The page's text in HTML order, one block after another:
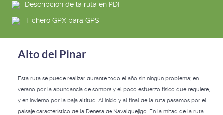
Descripción de la ruta en PDF
Fichero GPX para GPS
Alto del Pinar
Esta ruta se puede realizar durante todo el año sin ningún problema; en
verano por la abundancia de sombra y el poco esfuerzo físico que requiere,
y en invierno por la baja altitud. Al inicio y al final de la ruta pasamos por el
paisaje característico de la Dehesa de Navalquejigo. En la mitad de la ruta